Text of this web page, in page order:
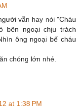
vẫn hay nói "Cháu
bên ngoại chịu trách
ông ngoại bế cháu
chóng lớn nhé.
at 1:38 PM